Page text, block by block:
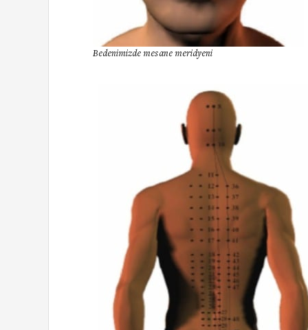
Bedenimizde mesane meridyeni